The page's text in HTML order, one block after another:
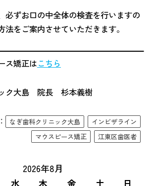
必ずお口の中全体の検査を行いますの
法をご案内させていただきます。
ス矯正はこちら
ク大島 院長 杉本義樹
なぎ歯科クリニック大島
インビザライン
マウスピース矯正
江東区歯医者
2026年8月
水 木 金 土 日